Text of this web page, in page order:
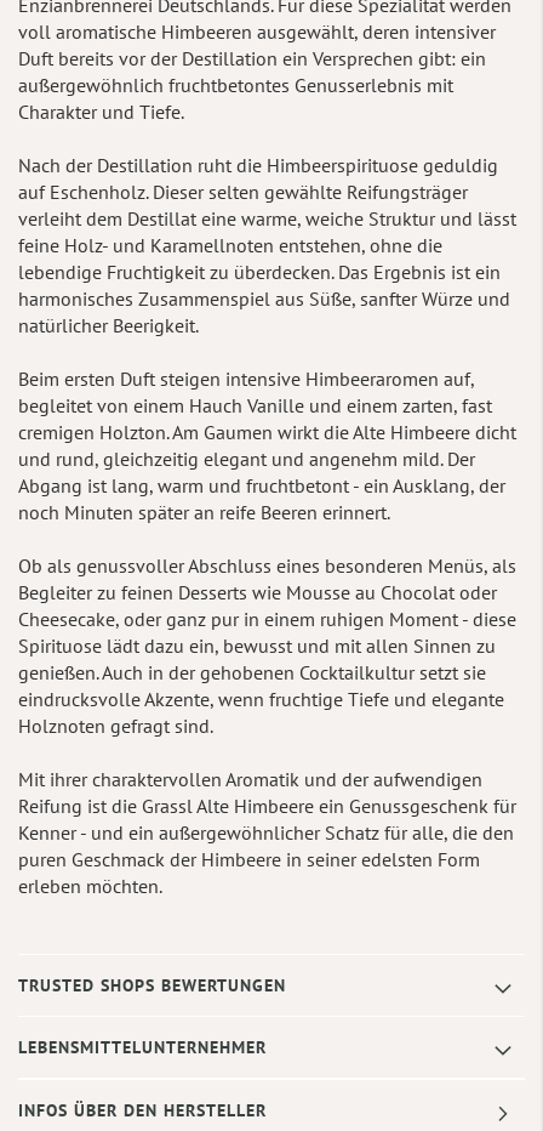
voll aromatische Himbeeren ausgewählt, deren intensiver
Duft bereits vor der Destillation ein Versprechen gibt: ein
außergewöhnlich fruchtbetontes Genusserlebnis mit
Charakter und Tiefe.
Nach der Destillation ruht die Himbeerspirituose geduldig
auf Eschenholz. Dieser selten gewählte Reifungsträger
verleiht dem Destillat eine warme, weiche Struktur und lässt
feine Holz- und Karamellnoten entstehen, ohne die
lebendige Fruchtigkeit zu überdecken. Das Ergebnis ist ein
harmonisches Zusammenspiel aus Süße, sanfter Würze und
natürlicher Beerigkeit.
Beim ersten Duft steigen intensive Himbeeraromen auf,
begleitet von einem Hauch Vanille und einem zarten, fast
cremigen Holzton. Am Gaumen wirkt die Alte Himbeere dicht
und rund, gleichzeitig elegant und angenehm mild. Der
Abgang ist lang, warm und fruchtbetont - ein Ausklang, der
noch Minuten später an reife Beeren erinnert.
Ob als genussvoller Abschluss eines besonderen Menüs, als
Begleiter zu feinen Desserts wie Mousse au Chocolat oder
Cheesecake, oder ganz pur in einem ruhigen Moment - diese
Spirituose lädt dazu ein, bewusst und mit allen Sinnen zu
genießen. Auch in der gehobenen Cocktailkultur setzt sie
eindrucksvolle Akzente, wenn fruchtige Tiefe und elegante
Holznoten gefragt sind.
Mit ihrer charaktervollen Aromatik und der aufwendigen
Reifung ist die Grassl Alte Himbeere ein Genussgeschenk für
Kenner - und ein außergewöhnlicher Schatz für alle, die den
puren Geschmack der Himbeere in seiner edelsten Form
erleben möchten.
TRUSTED SHOPS BEWERTUNGEN
LEBENSMITTELUNTERNEHMER
INFOS ÜBER DEN HERSTELLER